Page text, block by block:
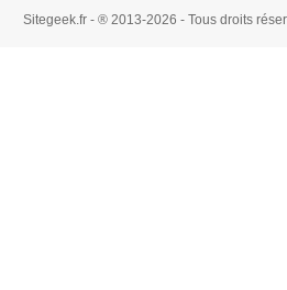
Sitegeek.fr - ® 2013-2026 - Tous droits